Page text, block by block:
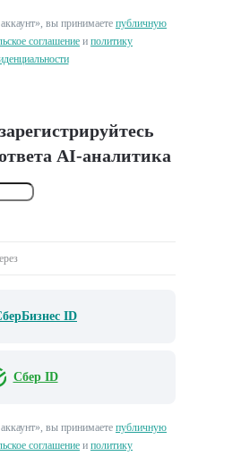
вы принимаете публичную
соглашение и политику
AI-аналитика
ID
Сбер ID
вы принимаете публичную
соглашение и политику